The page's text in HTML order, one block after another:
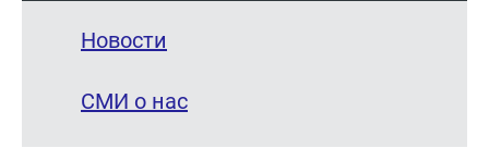
Новости
СМИ о нас